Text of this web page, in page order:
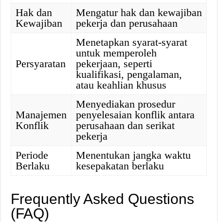
Hak dan
Kewajiban
Mengatur hak dan kewajiban
pekerja dan perusahaan
Persyaratan
Menetapkan syarat-syarat
untuk memperoleh
pekerjaan, seperti
kualifikasi, pengalaman,
atau keahlian khusus
Manajemen
Konflik
Menyediakan prosedur
penyelesaian konflik antara
perusahaan dan serikat
pekerja
Periode
Berlaku
Menentukan jangka waktu
kesepakatan berlaku
Frequently Asked Questions
(FAQ)